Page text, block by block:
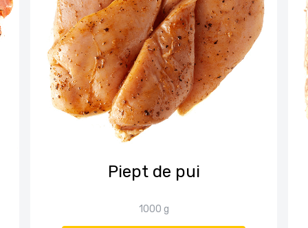
Piept de pui
1000 g